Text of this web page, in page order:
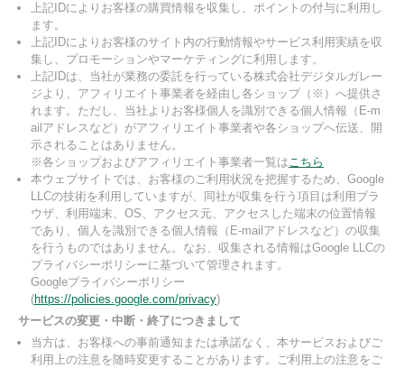
上記IDによりお客様の購買情報を収集し、ポイントの付与に利用し
ます。
上記IDによりお客様のサイト内の行動情報やサービス利用実績を収
集し、プロモーションやマーケティングに利用します。
上記IDは、当社が業務の委託を行っている株式会社デジタルガレー
ジより、アフィリエイト事業者を経由し各ショップ（※）へ提供さ
れます。ただし、当社よりお客様個人を識別できる個人情報（E-m
ailアドレスなど）がアフィリエイト事業者や各ショップへ伝送、開
示されることはありません。
※各ショップおよびアフィリエイト事業者一覧はこちら
本ウェブサイトでは、お客様のご利用状況を把握するため、Google
LLCの技術を利用していますが、同社が収集を行う項目は利用ブラ
ウザ、利用端末、OS、アクセス元、アクセスした端末の位置情報
であり、個人を識別できる個人情報（E-mailアドレスなど）の収集
を行うものではありません。なお、収集される情報はGoogle LLCの
プライバシーポリシーに基づいて管理されます。
Googleプライバシーポリシー
(https://policies.google.com/privacy)
サービスの変更・中断・終了につきまして
当方は、お客様への事前通知または承諾なく、本サービスおよびご
利用上の注意を随時変更することがあります。ご利用上の注意をご